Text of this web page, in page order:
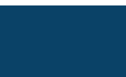
Hemolítica